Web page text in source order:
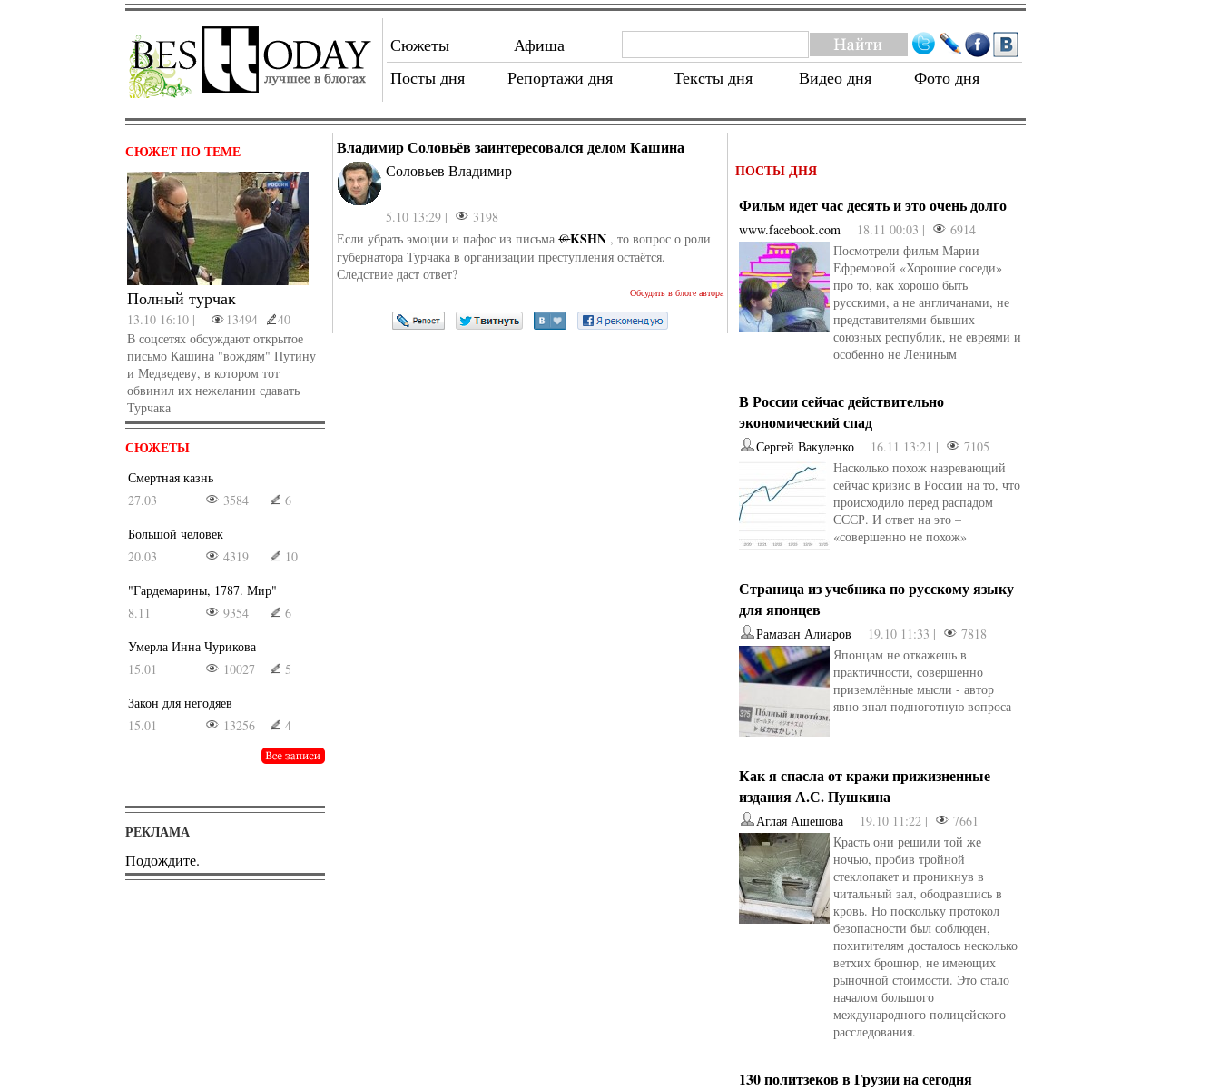
Сюжеты
Афиша
Посты дня
Репортажи дня Тексты дня Видео дня Фото дня
СЮЖЕТ ПО ТЕМЕ
Полный турчак
13.10 16:10 | 13494
40
В соцсетях обсуждают открытое
письмо Кашина "вождям" Путину
и Медведеву, в котором тот
обвинил их нежелании сдавать
Турчака
СЮЖЕТЫ
Смертная казнь
27.03
3584
6
Большой человек
20.03
4319
10
"Гардемарины, 1787. Мир"
8.11
9354
6
Умерла Инна Чурикова
15.01
10027
5
Закон для негодяев
15.01
13256 4
РЕКЛАМА
Подождите.
Владимир Соловьёв заинтересовался делом Кашина
Соловьев Владимир
5.10 13:29 |
3198
Если убрать эмоции и пафос из письма@KSHN , то вопрос о роли
губернатора Турчака в организации преступления остаётся.
Следствие даст ответ?
Обсудить в блоге автора
ПОСТЫ ДНЯ
Фильм идет час десять и это очень долго
www.facebook.com 18.11 00:03 |
6914
Посмотрели фильм Марии
Ефремовой «Хорошие соседи»
про то, как хорошо быть
русскими, а не англичанами, не
представителями бывших
союзных республик, не евреями и
особенно не Лениным
В России сейчас действительно
экономический спад
Сергей Вакуленко 16.11 13:21 |
7105
Насколько похож назревающий
сейчас кризис в России на то, что
происходило перед распадом
СССР. И ответ на это –
«совершенно не похож»
Страница из учебника по русскому языку
для японцев
Рамазан Алиаров 19.10 11:33 |
7818
Японцам не откажешь в
практичности, совершенно
приземлённые мысли - автор
явно знал подноготную вопроса
Как я спасла от кражи прижизненные
издания А.С. Пушкина
Аглая Ашешова 19.10 11:22 |
7661
Красть они решили той же
ночью, пробив тройной
стеклопакет и проникнув в
читальный зал, ободравшись в
кровь. Но поскольку протокол
безопасности был соблюден,
похитителям досталось несколько
ветхих брошюр, не имеющих
рыночной стоимости. Это стало
началом большого
международного полицейского
расследования.
130 политзеков в Грузии на сегодня